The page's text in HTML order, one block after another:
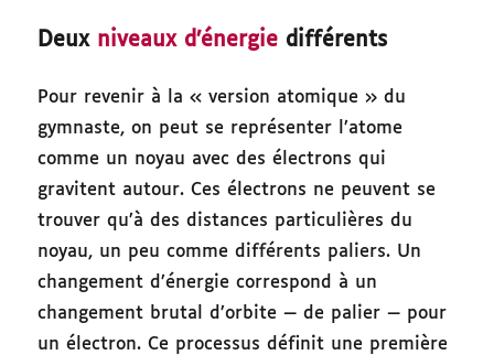
Deux niveaux d’énergie différents
Pour revenir à la « version atomique » du
gymnaste, on peut se représenter l’atome
comme un noyau avec des électrons qui
gravitent autour. Ces électrons ne peuvent se
trouver qu’à des distances particulières du
noyau, un peu comme différents paliers. Un
changement d’énergie correspond à un
changement brutal d’orbite — de palier — pour
un électron. Ce processus définit une première